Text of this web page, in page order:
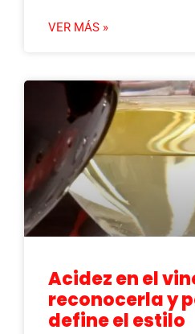
VER MÁS »
Acidez en el
reconocerla y
define el estilo